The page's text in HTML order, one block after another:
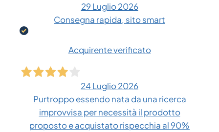
29 Luglio 2026
Consegna rapida, sito smart
Acquirente verificato
24 Luglio 2026
Purtroppo essendo nata da una ricerca
improvvisa per necessità il prodotto
proposto e acquistato rispecchia al 90%